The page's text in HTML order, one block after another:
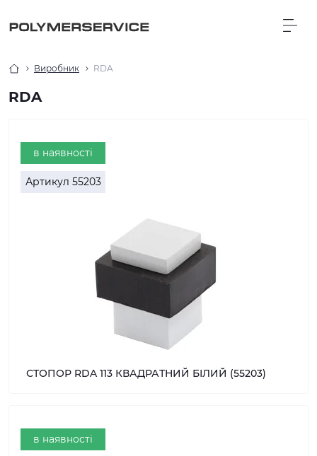
Виробник RDA
RDA
в наявності
Артикул 55203
СТОПОР RDA 113 КВАДРАТНИЙ БІЛИЙ (55203)
в наявності